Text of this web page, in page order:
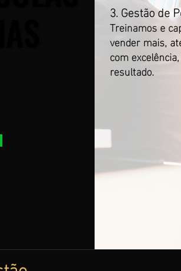
3. Gestão de
Treinamos e
vender mais,
com
resultado.